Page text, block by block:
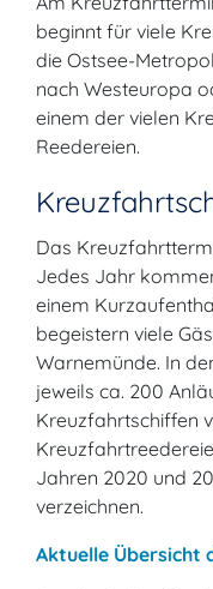
beginnt für viele
die Ostsee-
nach Westeuropa
einem der vielen
Reedereien.
Das
Jedes Jahr
einem
begeistern viele
Warnemünde. In
jeweils ca. 200
Kreuzfahrtschiffen
Jahren 2020 und
verzeichnen.
Aktuelle Übersicht